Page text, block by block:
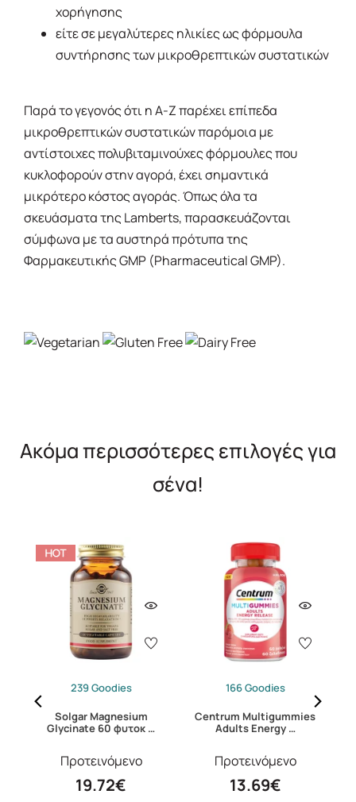
χορήγησης
είτε σε μεγαλύτερες ηλικίες ως φόρμουλα
συντήρησης των μικροθρεπτικών συστατικών
Παρά το γεγονός ότι η Α-Ζ παρέχει επίπεδα
μικροθρεπτικών συστατικών παρόμοια με
αντίστοιχες πολυβιταμινούχες φόρμουλες που
κυκλοφορούν στην αγορά, έχει σημαντικά
μικρότερο κόστος αγοράς. Όπως όλα τα
σκευάσματα της Lamberts, παρασκευάζονται
σύμφωνα με τα αυστηρά πρότυπα της
Φαρμακευτικής GMP (Pharmaceutical GMP).
Ακόμα περισσότερες επιλογές για
σένα!
239 Goodies
Solgar Magnesium
Glycinate 60 φυτοκ …
Προτεινόμενο
19.72€
166 Goodies
Centrum Multigummies
Adults Energy …
Προτεινόμενο
13.69€